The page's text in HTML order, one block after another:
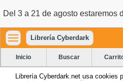
Del 3 a 21 de agosto estaremos
Librería Cyberdark
Inicio Buscar
Librería Cyberdark.net usa cookies